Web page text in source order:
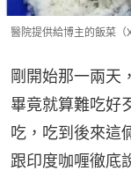
醫院提供給博主的飯菜（
剛開始那一兩天
畢竟就算難吃好
吃，吃到後來這
跟印度咖喱徹底